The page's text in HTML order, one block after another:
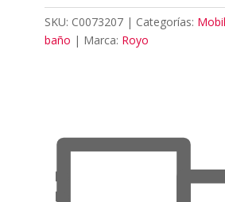
SKU: C0073207 Categorías:
baño
Marca: Royo